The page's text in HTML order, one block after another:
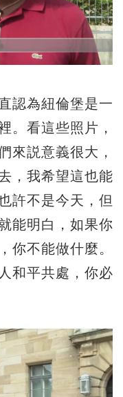
認為紐倫堡是一
。看這些照片，
來説意義很大，
，我希望這也能
許不是今天，但
能明白，如果你
你不能做什麼。
和平共處，你必